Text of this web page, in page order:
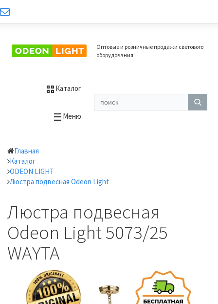
Оптовые и розничные продажи светового
оборудования
Каталог
Меню
Главная
Каталог
ODEON LIGHT
Люстра подвесная Odeon Light
Люстра подвесная
Odeon Light 5073/25
WAYTA